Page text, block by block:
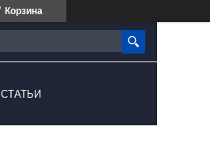
Корзина
СТАТЬИ